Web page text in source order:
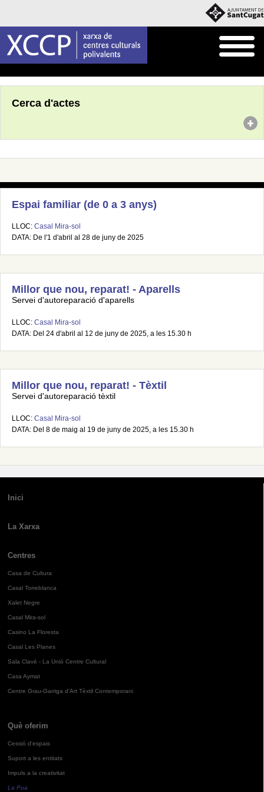
Cerca d'actes
Espai familiar (de 0 a 3 anys)
LLOC: Casal Mira-sol
DATA: De l'1 d'abril al 28 de juny de 2025
Millor que nou, reparat! - Aparells
Servei d'autoreparació d'aparells
LLOC: Casal Mira-sol
DATA: Del 24 d'abril al 12 de juny de 2025, a les 15.30 h
Millor que nou, reparat! - Tèxtil
Servei d'autoreparació tèxtil
LLOC: Casal Mira-sol
DATA: Del 8 de maig al 19 de juny de 2025, a les 15.30 h
Inici
La Xarxa
Centres
Casa de Cultura
Casal Torreblanca
Xalet Negre
Casal Mira-sol
Casino La Floresta
Casal Les Planes
Sala Clavé - La Unió Centre Cultural
Casa Aymat
Centre Grau-Garriga d'Art Tèxtil Contemporani
Què oferim
Cessió d'espais
Suport a les entitats
Impuls a la creativitat
La Pua